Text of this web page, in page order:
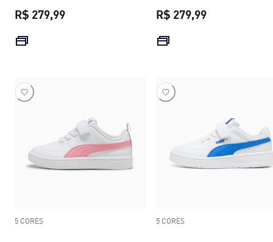
R$ 279,99
preço atual R$ 279,99
R$ 279,99
5 CORES 5 CORES